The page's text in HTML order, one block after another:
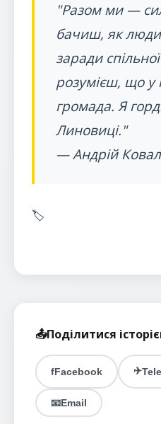
"Разом ми —
бачиш, як
заради
розумієш, що у
громада. Я
Линовиці."
— Андрій
🏷️
📤Поділитися
fFacebook ✈️
📧Email